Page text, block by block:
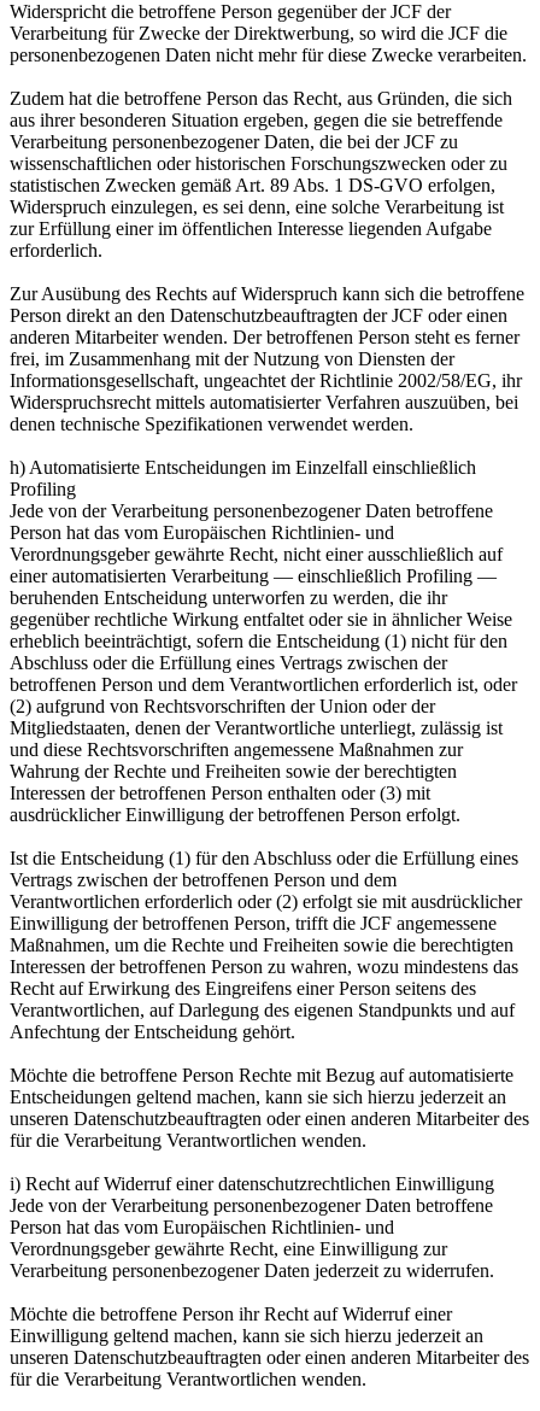
Widerspricht die betroffene Person gegenüber der JCF der
Verarbeitung für Zwecke der Direktwerbung, so wird die JCF die
personenbezogenen Daten nicht mehr für diese Zwecke verarbeiten.
Zudem hat die betroffene Person das Recht, aus Gründen, die sich
aus ihrer besonderen Situation ergeben, gegen die sie betreffende
Verarbeitung personenbezogener Daten, die bei der JCF zu
wissenschaftlichen oder historischen Forschungszwecken oder zu
statistischen Zwecken gemäß Art. 89 Abs. 1 DS-GVO erfolgen,
Widerspruch einzulegen, es sei denn, eine solche Verarbeitung ist
zur Erfüllung einer im öffentlichen Interesse liegenden Aufgabe
erforderlich.
Zur Ausübung des Rechts auf Widerspruch kann sich die betroffene
Person direkt an den Datenschutzbeauftragten der JCF oder einen
anderen Mitarbeiter wenden. Der betroffenen Person steht es ferner
frei, im Zusammenhang mit der Nutzung von Diensten der
Informationsgesellschaft, ungeachtet der Richtlinie 2002/58/EG, ihr
Widerspruchsrecht mittels automatisierter Verfahren auszuüben, bei
denen technische Spezifikationen verwendet werden.
h) Automatisierte Entscheidungen im Einzelfall einschließlich
Profiling
Jede von der Verarbeitung personenbezogener Daten betroffene
Person hat das vom Europäischen Richtlinien- und
Verordnungsgeber gewährte Recht, nicht einer ausschließlich auf
einer automatisierten Verarbeitung — einschließlich Profiling —
beruhenden Entscheidung unterworfen zu werden, die ihr
gegenüber rechtliche Wirkung entfaltet oder sie in ähnlicher Weise
erheblich beeinträchtigt, sofern die Entscheidung (1) nicht für den
Abschluss oder die Erfüllung eines Vertrags zwischen der
betroffenen Person und dem Verantwortlichen erforderlich ist, oder
(2) aufgrund von Rechtsvorschriften der Union oder der
Mitgliedstaaten, denen der Verantwortliche unterliegt, zulässig ist
und diese Rechtsvorschriften angemessene Maßnahmen zur
Wahrung der Rechte und Freiheiten sowie der berechtigten
Interessen der betroffenen Person enthalten oder (3) mit
ausdrücklicher Einwilligung der betroffenen Person erfolgt.
Ist die Entscheidung (1) für den Abschluss oder die Erfüllung eines
Vertrags zwischen der betroffenen Person und dem
Verantwortlichen erforderlich oder (2) erfolgt sie mit ausdrücklicher
Einwilligung der betroffenen Person, trifft die JCF angemessene
Maßnahmen, um die Rechte und Freiheiten sowie die berechtigten
Interessen der betroffenen Person zu wahren, wozu mindestens das
Recht auf Erwirkung des Eingreifens einer Person seitens des
Verantwortlichen, auf Darlegung des eigenen Standpunkts und auf
Anfechtung der Entscheidung gehört.
Möchte die betroffene Person Rechte mit Bezug auf automatisierte
Entscheidungen geltend machen, kann sie sich hierzu jederzeit an
unseren Datenschutzbeauftragten oder einen anderen Mitarbeiter des
für die Verarbeitung Verantwortlichen wenden.
i) Recht auf Widerruf einer datenschutzrechtlichen Einwilligung
Jede von der Verarbeitung personenbezogener Daten betroffene
Person hat das vom Europäischen Richtlinien- und
Verordnungsgeber gewährte Recht, eine Einwilligung zur
Verarbeitung personenbezogener Daten jederzeit zu widerrufen.
Möchte die betroffene Person ihr Recht auf Widerruf einer
Einwilligung geltend machen, kann sie sich hierzu jederzeit an
unseren Datenschutzbeauftragten oder einen anderen Mitarbeiter des
für die Verarbeitung Verantwortlichen wenden.